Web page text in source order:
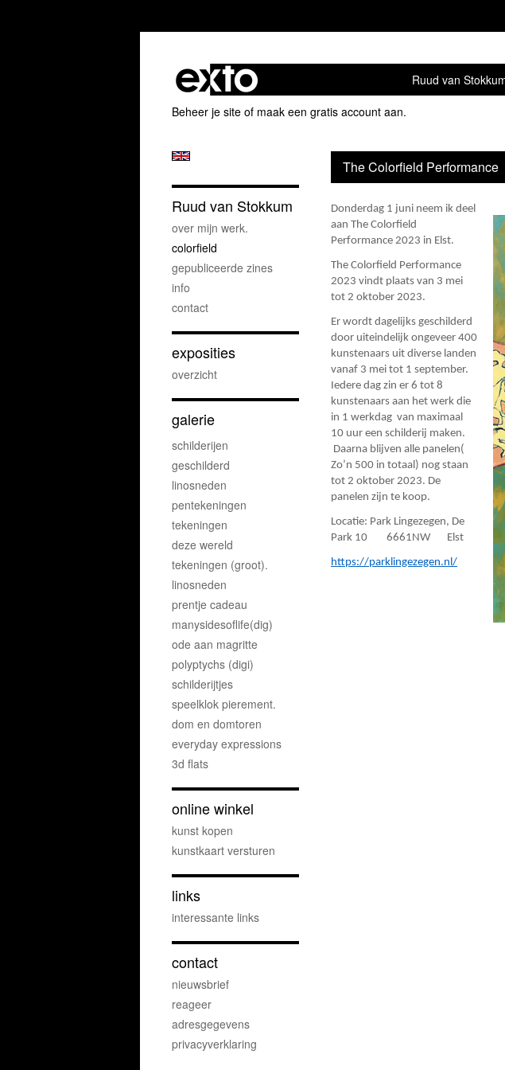
Ruud van
Beheer je site of maak een gratis account aan.
The Colorfield Performance
Donderdag 1 juni neem ik deel
aan The Colorfield
Performance 2023 in Elst.
The Colorfield Performance
2023 vindt plaats van 3 mei
tot 2 oktober 2023.
Er wordt dagelijks geschilderd
door uiteindelijk ongeveer 400
kunstenaars uit diverse landen
vanaf 3 mei tot 1 september.
Iedere dag zin er 6 tot 8
kunstenaars aan het werk die
in 1 werkdag van maximaal
10 uur een schilderij maken.
Daarna blijven alle panelen(
Zo’n 500 in totaal) nog staan
tot 2 oktober 2023. De
panelen zijn te koop.
Locatie: Park Lingezegen, De
Park 10 6661NW Elst
https://parklingezegen.nl/
Ruud van Stokkum
over mijn werk.
colorfield
gepubliceerde zines
info
contact
exposities
overzicht
galerie
schilderijen
geschilderd
linosneden
pentekeningen
tekeningen
deze wereld
tekeningen (groot).
linosneden
prentje cadeau
manysidesoflife(dig)
ode aan magritte
polyptychs (digi)
schilderijtjes
speelklok pierement.
dom en domtoren
everyday expressions
3d flats
online winkel
kunst kopen
kunstkaart versturen
links
interessante links
contact
nieuwsbrief
reageer
adresgegevens
privacyverklaring